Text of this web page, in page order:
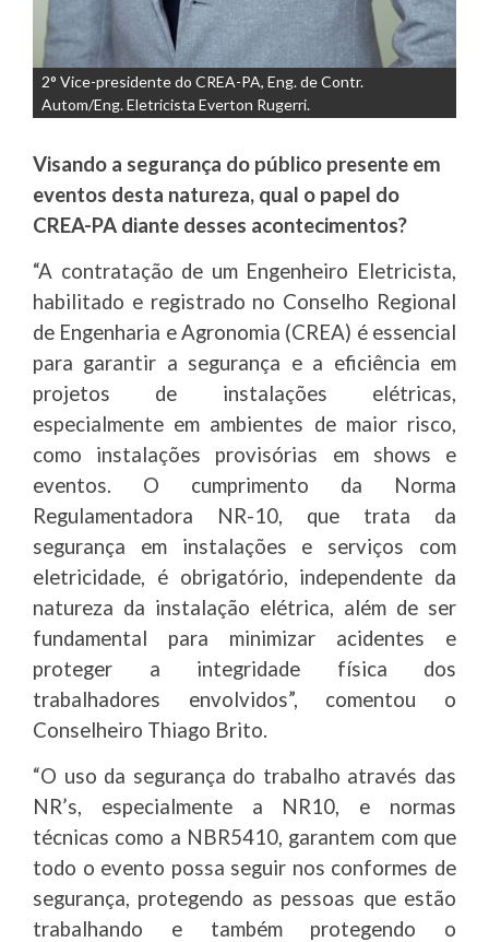
2° Vice-presidente do CREA-PA, Eng. de Contr.
Autom/Eng. Eletricista Everton Rugerri.
Visando a segurança do público presente em
eventos desta natureza, qual o papel do
CREA-PA diante desses acontecimentos?
“A contratação de um Engenheiro Eletricista,
habilitado e registrado no Conselho Regional
de Engenharia e Agronomia (CREA) é essencial
para garantir a segurança e a eficiência em
projetos de instalações elétricas,
especialmente em ambientes de maior risco,
como instalações provisórias em shows e
eventos. O cumprimento da Norma
Regulamentadora NR-10, que trata da
segurança em instalações e serviços com
eletricidade, é obrigatório, independente da
natureza da instalação elétrica, além de ser
fundamental para minimizar acidentes e
proteger a integridade física dos
trabalhadores envolvidos”, comentou o
Conselheiro Thiago Brito.
“O uso da segurança do trabalho através das
NR’s, especialmente a NR10, e normas
técnicas como a NBR5410, garantem com que
todo o evento possa seguir nos conformes de
segurança, protegendo as pessoas que estão
trabalhando e também protegendo o